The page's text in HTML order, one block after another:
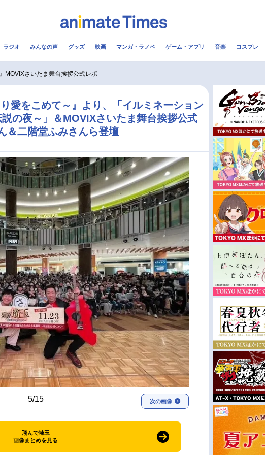
コスプレ 2.5次元 配信・Vtuber
アニメ映画一覧
男性声優/女性声優一覧
今期アニメ曜日別一覧
夏アニメ
FOLLOW US
ラジオ みんなの声 グッズ 映画 マンガ・ラノベ ゲーム・アプリ 音楽 コスプレ
MOVIXさいたま舞台挨拶公式レポ
愛をこめて～』より、「イルミネーション
の夜～」＆MOVIXさいたま舞台挨拶公式
二階堂ふみさんら登壇
5/15 次の画像
翔んで埼玉
画像まとめを見る